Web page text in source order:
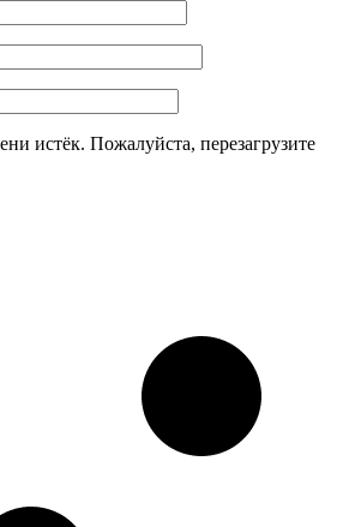
истёк. Пожалуйста, перезагрузите